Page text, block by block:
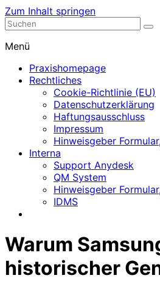
Zum Inhalt springen
Nephrologische Praxis mit Dialyse
Menü
Praxishomepage
Rechtliches
Cookie-Richtlinie (EU)
Datenschutzerklärung
Haftungsausschluss
Impressum
Hinweisgeber
Interna
Support Anydesk
QM System
Hinweisgeber
IDMS
Warum
historischer